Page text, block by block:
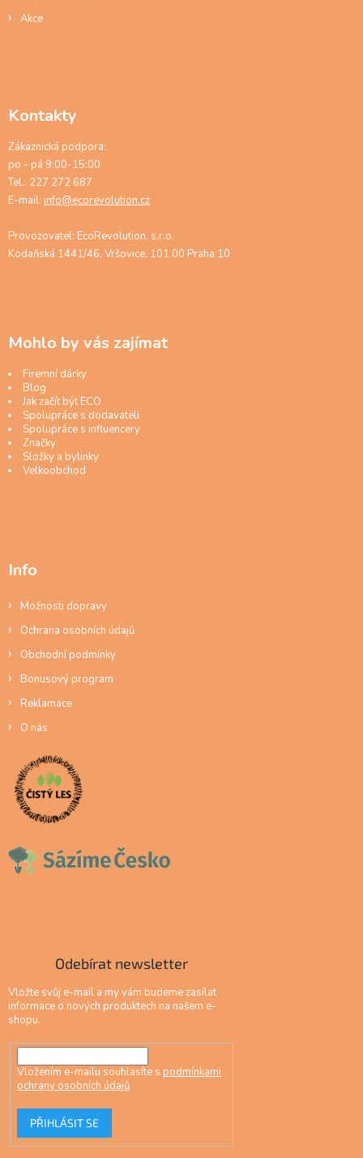
Akce
Kontakty
Zákaznická podpora:
po - pá 9:00-15:00
Tel.: 227 272 687
E-mail: info@ecorevolution.cz
Provozovatel: EcoRevolution, s.r.o.
Kodaňská 1441/46, Vršovice, 101 00 Praha 10
Mohlo by vás zajímat
Firemní dárky
Blog
Jak začít být ECO
Spolupráce s dodavateli
Spolupráce s influencery
Značky
Složky a bylinky
Velkoobchod
Info
Možnosti dopravy
Ochrana osobních údajů
Obchodní podmínky
Bonusový program
Reklamace
O nás
Odebírat newsletter
Vložte svůj e-mail a my vám budeme zasílat
informace o nových produktech na našem e-
shopu.
Vložením e-mailu souhlasíte s podmínkami
ochrany osobních údajů
PŘIHLÁSIT SE